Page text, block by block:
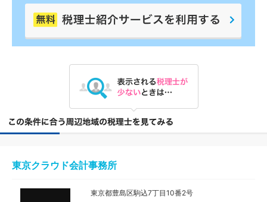
東京クラウド会計事務所
東京都豊島区駒込7丁目10番2号